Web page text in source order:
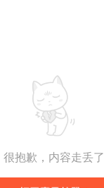
很抱歉，内容走丢了